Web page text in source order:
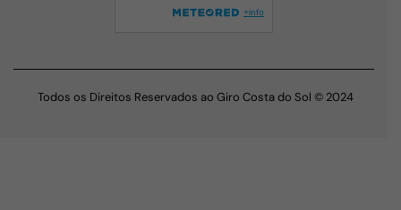
Todos os Direitos Reservados ao Giro Costa do Sol © 2024